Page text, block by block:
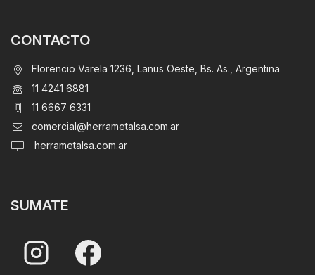
CONTACTO
Florencio Varela 1236, Lanus Oeste, Bs. As., Argentina
11 4241 6881
11 6667 6331
comercial@herrametalsa.com.ar
herrametalsa.com.ar
SUMATE